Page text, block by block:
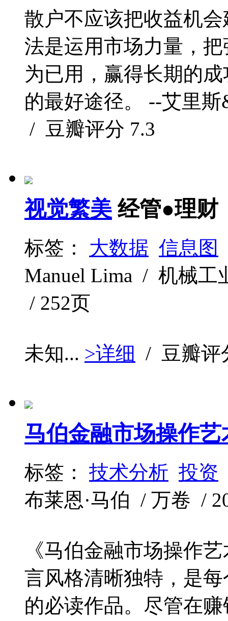
散户不应该把收益机
法是运用市场力量，
为已用，赢得长期的
的最好途径。 --艾里
/ 豆瓣评分 7.3
视觉繁美 经管●理财
标签： 大数据 信息图
Manuel Lima / 机械工
/ 252页
未知... >详细 / 豆瓣
马伯金融市场操作艺
标签： 技术分析 投资
布莱恩·马伯 / 万卷 /
《马伯金融市场操作
言风格清晰独特，是
的必读作品。尽管在